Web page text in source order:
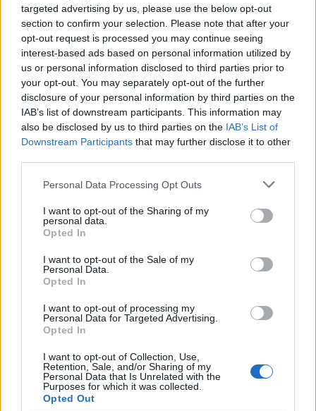
targeted advertising by us, please use the below opt-out
section to confirm your selection. Please note that after your
opt-out request is processed you may continue seeing
interest-based ads based on personal information utilized by
us or personal information disclosed to third parties prior to
your opt-out. You may separately opt-out of the further
disclosure of your personal information by third parties on the
IAB’s list of downstream participants. This information may
also be disclosed by us to third parties on the IAB’s List of
Downstream Participants that may further disclose it to other
Please note that this website/app uses one or more Google
not limited to your visit or usage behaviour. You may click to
grant or deny consent to Google and its third-party tags to
use your data for below specified purposes in below Google
consent section.
Personal Data Processing Opt Outs
I want to opt-out of the Sharing of my
personal data.
Opted In
I want to opt-out of the Sale of my
Personal Data.
Opted In
I want to opt-out of processing my
Personal Data for Targeted Advertising.
Opted In
I want to opt-out of Collection, Use,
Retention, Sale, and/or Sharing of my
Personal Data that Is Unrelated with the
Purposes for which it was collected.
Opted Out
Continua a leggere
TEEN NEWS